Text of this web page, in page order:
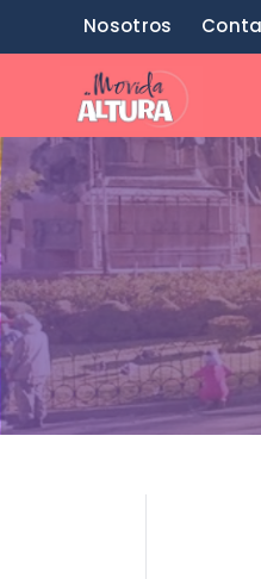
Nosotros